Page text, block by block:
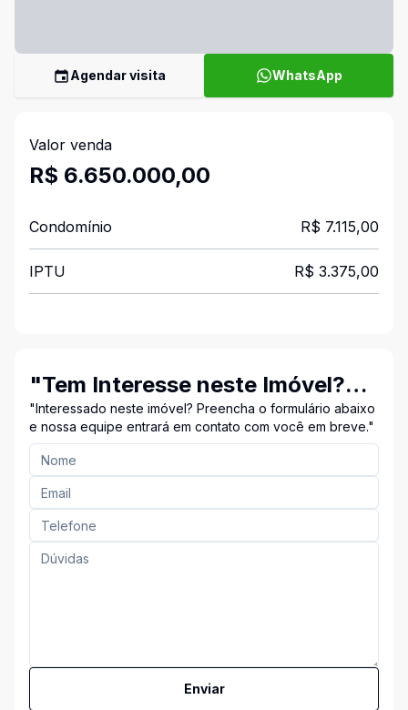
Agendar visita WhatsApp
Valor venda
R$ 6.650.000,00
Condomínio R$ 7.115,00
IPTU R$ 3.375,00
"Tem Interesse neste Imóvel?
Entre em Contato Conosco!"
"Interessado neste imóvel? Preencha o formulário abaixo
e nossa equipe entrará em contato com você em breve."
Enviar